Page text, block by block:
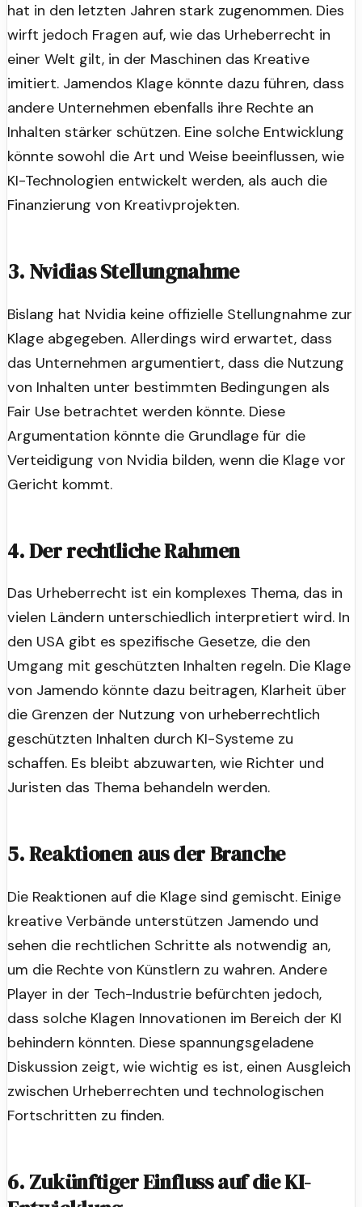
hat in den letzten Jahren stark zugenommen. Dies
wirft jedoch Fragen auf, wie das Urheberrecht in
einer Welt gilt, in der Maschinen das Kreative
imitiert. Jamendos Klage könnte dazu führen, dass
andere Unternehmen ebenfalls ihre Rechte an
Inhalten stärker schützen. Eine solche Entwicklung
könnte sowohl die Art und Weise beeinflussen, wie
KI-Technologien entwickelt werden, als auch die
Finanzierung von Kreativprojekten.
3. Nvidias Stellungnahme
Bislang hat Nvidia keine offizielle Stellungnahme zur
Klage abgegeben. Allerdings wird erwartet, dass
das Unternehmen argumentiert, dass die Nutzung
von Inhalten unter bestimmten Bedingungen als
Fair Use betrachtet werden könnte. Diese
Argumentation könnte die Grundlage für die
Verteidigung von Nvidia bilden, wenn die Klage vor
Gericht kommt.
4. Der rechtliche Rahmen
Das Urheberrecht ist ein komplexes Thema, das in
vielen Ländern unterschiedlich interpretiert wird. In
den USA gibt es spezifische Gesetze, die den
Umgang mit geschützten Inhalten regeln. Die Klage
von Jamendo könnte dazu beitragen, Klarheit über
die Grenzen der Nutzung von urheberrechtlich
geschützten Inhalten durch KI-Systeme zu
schaffen. Es bleibt abzuwarten, wie Richter und
Juristen das Thema behandeln werden.
5. Reaktionen aus der Branche
Die Reaktionen auf die Klage sind gemischt. Einige
kreative Verbände unterstützen Jamendo und
sehen die rechtlichen Schritte als notwendig an,
um die Rechte von Künstlern zu wahren. Andere
Player in der Tech-Industrie befürchten jedoch,
dass solche Klagen Innovationen im Bereich der KI
behindern könnten. Diese spannungsgeladene
Diskussion zeigt, wie wichtig es ist, einen Ausgleich
zwischen Urheberrechten und technologischen
Fortschritten zu finden.
6. Zukünftiger Einfluss auf die KI-